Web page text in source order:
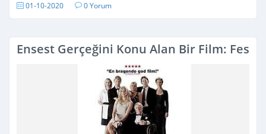
01-10-2020 0 Yorum
Ensest Gerçeğini Konu Alan Bir Film: